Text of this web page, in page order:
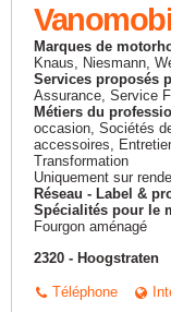
Marques de
Knaus, Niesmann,
Services proposés
Assurance, Service
Métiers du
occasion, Sociétés
accessoires,
Transformation
Uniquement sur
Réseau - Label &
Spécialités pour le
Fourgon aménagé
2320 - Hoogstraten
Téléphone